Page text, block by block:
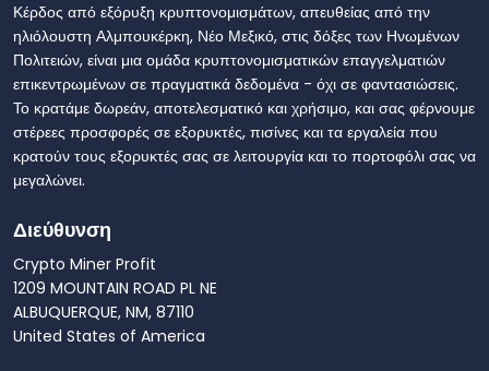
Κέρδος από εξόρυξη κρυπτονομισμάτων, απευθείας από την
ηλιόλουστη Αλμπουκέρκη, Νέο Μεξικό, στις δόξες των Ηνωμένων
Πολιτειών, είναι μια ομάδα κρυπτονομισματικών επαγγελματιών
επικεντρωμένων σε πραγματικά δεδομένα - όχι σε φαντασιώσεις.
Το κρατάμε δωρεάν, αποτελεσματικό και χρήσιμο, και σας φέρνουμε
στέρεες προσφορές σε εξορυκτές, πισίνες και τα εργαλεία που
κρατούν τους εξορυκτές σας σε λειτουργία και το πορτοφόλι σας να
μεγαλώνει.
Διεύθυνση
Crypto Miner Profit
1209 MOUNTAIN ROAD PL NE
ALBUQUERQUE, NM, 87110
United States of America